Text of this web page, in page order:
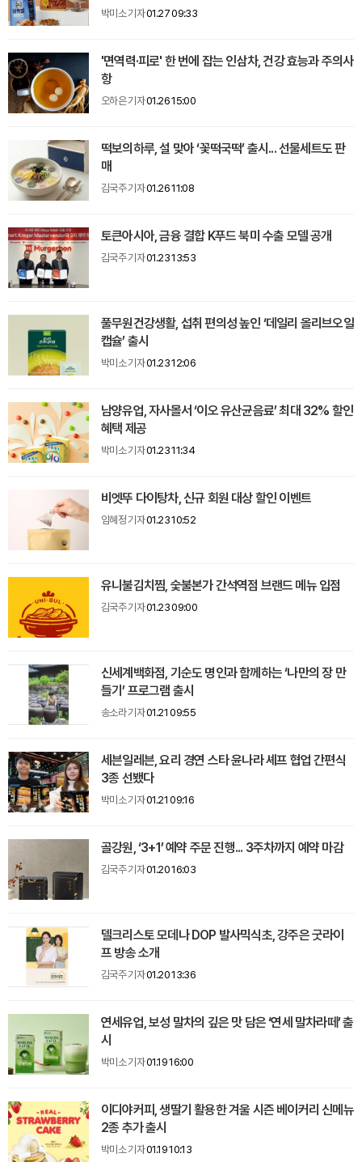
박미소 기자01.27 09:33
'면역력·피로' 한 번에 잡는 인삼차, 건강 효능과 주의사
항
오하은 기자01.26 15:00
떡보의하루, 설 맞아 ‘꽃떡국떡’ 출시... 선물세트도 판
매
김국주 기자01.26 11:08
토큰아시아, 금융 결합 K푸드 북미 수출 모델 공개
김국주 기자01.23 13:53
풀무원건강생활, 섭취 편의성 높인 ‘데일리 올리브오일
캡슐’ 출시
박미소 기자01.23 12:06
남양유업, 자사몰서 ‘이오 유산균음료’ 최대 32% 할인
혜택 제공
박미소 기자01.23 11:34
비엣뚜 다이탕차, 신규 회원 대상 할인 이벤트
임혜정 기자01.23 10:52
유니불김치찜, 숯불본가 간석역점 브랜드 메뉴 입점
김국주 기자01.23 09:00
신세계백화점, 기순도 명인과 함께하는 ‘나만의 장 만
들기’ 프로그램 출시
송소라 기자01.21 09:55
세븐일레븐, 요리 경연 스타 윤나라 셰프 협업 간편식
3종 선뵀다
박미소 기자01.21 09:16
골강원, ‘3+1’ 예약 주문 진행... 3주차까지 예약 마감
김국주 기자01.20 16:03
델크리스토 모데나 DOP 발사믹식초, 강주은 굿라이
프 방송 소개
김국주 기자01.20 13:36
연세유업, 보성 말차의 깊은 맛 담은 ‘연세 말차라떼’ 출
시
박미소 기자01.19 16:00
이디야커피, 생딸기 활용한 겨울 시즌 베이커리 신메뉴
2종 추가 출시
박미소 기자01.19 10:13